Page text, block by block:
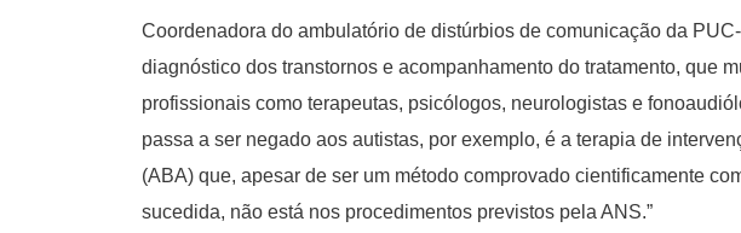
Coordenadora do ambulatório de distúrbios de comunicação da
diagnóstico dos transtornos e acompanhamento do tratamento, que
profissionais como terapeutas, psicólogos, neurologistas e
passa a ser negado aos autistas, por exemplo, é a terapia de
(ABA) que, apesar de ser um método comprovado cientificamente
sucedida, não está nos procedimentos previstos pela ANS.”